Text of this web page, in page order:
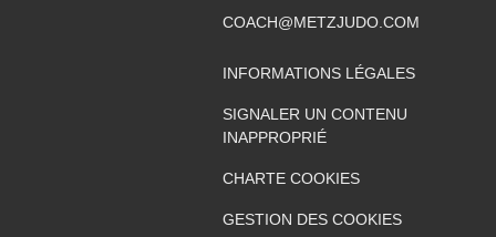
COACH@METZJUDO.COM
INFORMATIONS LÉGALES
SIGNALER UN CONTENU
INAPPROPRIÉ
CHARTE COOKIES
GESTION DES COOKIES